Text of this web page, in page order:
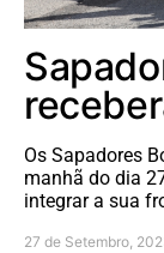
Os Sapadores
manhã do dia
integrar a sua
27 de Setembro,